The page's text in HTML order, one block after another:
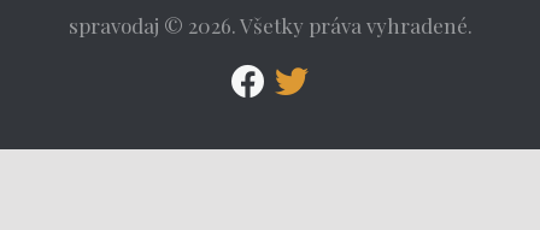
spravodaj © 2026. Všetky práva vyhradené.